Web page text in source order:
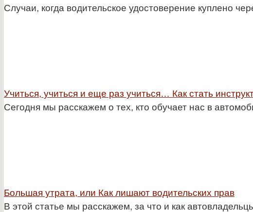
Случаи, когда водительское удостоверение куплено
Учиться, учиться и еще раз учиться… Как стать
Сегодня мы расскажем о тех, кто обучает нас в
Большая утрата, или Как лишают водительских прав
В этой статье мы расскажем, за что и как